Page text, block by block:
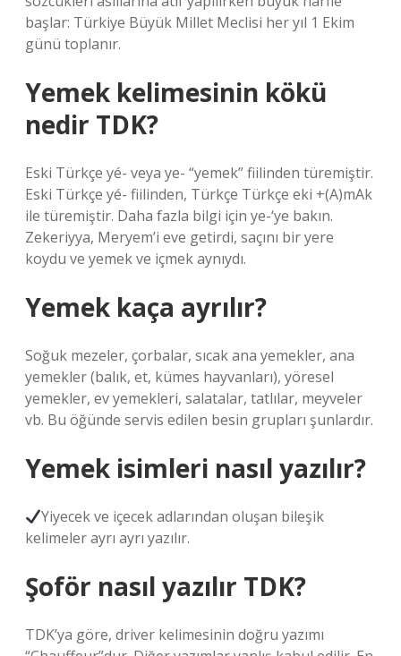
başlar: Türkiye Büyük Millet Meclisi her yıl 1 Ekim
günü toplanır.
Yemek kelimesinin kökü
nedir TDK?
Eski Türkçe yé- veya ye- “yemek” fiilinden türemiştir.
Eski Türkçe yé- fiilinden, Türkçe Türkçe eki +(A)mAk
ile türemiştir. Daha fazla bilgi için ye-‘ye bakın.
Zekeriyya, Meryem’i eve getirdi, saçını bir yere
koydu ve yemek ve içmek aynıydı.
Yemek kaça ayrılır?
Soğuk mezeler, çorbalar, sıcak ana yemekler, ana
yemekler (balık, et, kümes hayvanları), yöresel
yemekler, ev yemekleri, salatalar, tatlılar, meyveler
vb. Bu öğünde servis edilen besin grupları şunlardır.
Yemek isimleri nasıl yazılır?
Yiyecek ve içecek adlarından oluşan bileşik
kelimeler ayrı ayrı yazılır.
Şoför nasıl yazılır TDK?
TDK’ya göre, driver kelimesinin doğru yazımı